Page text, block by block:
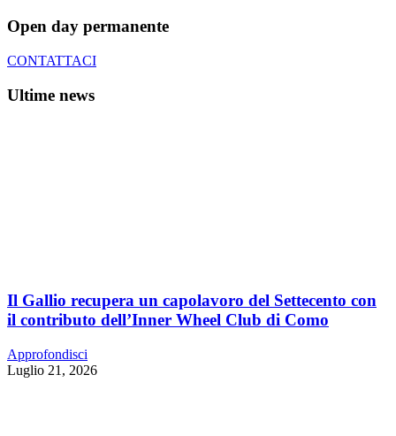
Open day permanente
CONTATTACI
Ultime news
Il Gallio recupera un capolavoro del Settecento con
il contributo dell’Inner Wheel Club di Como
Approfondisci
Luglio 21, 2026